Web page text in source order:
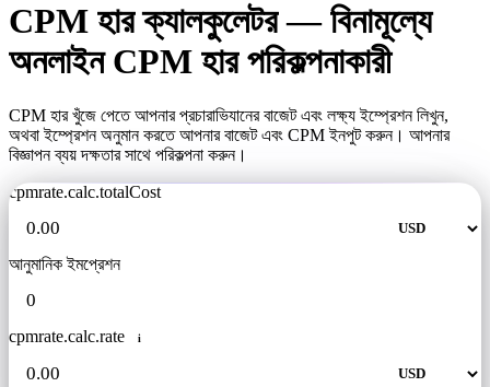
CPM হার ক্যালকুলেটর — বিনামূল্যে
অনলাইন CPM হার পরিকল্পনাকারী
CPM হার খুঁজে পেতে আপনার প্রচারাভিযানের বাজেট এবং লক্ষ্য ইম্প্রেশন লিখুন,
অথবা ইম্প্রেশন অনুমান করতে আপনার বাজেট এবং CPM ইনপুট করুন। আপনার
বিজ্ঞাপন ব্যয় দক্ষতার সাথে পরিকল্পনা করুন।
cpmrate.calc.totalCost
আনুমানিক ইমপ্রেশন
cpmrate.calc.rate i